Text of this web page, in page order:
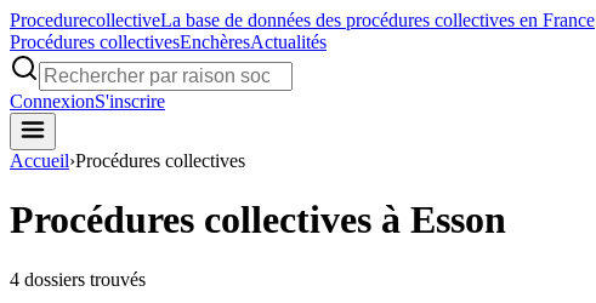
ProcedurecollectiveLa base de données des procédures collectives en France
Procédures collectivesEnchèresActualités
ConnexionS'inscrire
Accueil›Procédures collectives
Procédures collectives à Esson
4 dossiers trouvés